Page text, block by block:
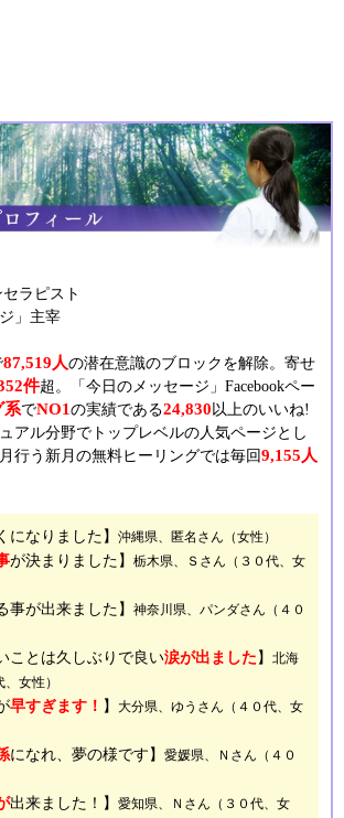
ラピスト
」主宰
87,519人の潜在意識のブロックを解除。寄せ
件超。「今日のメッセージ」Facebookペー
系でNO1 の実績である24,830 以上のいいね!
アル分野でトップレベルの人気ページとし
行う新月の無料ヒーリングでは毎回 9,155人
になりました】 沖縄県、匿名さん（女性）
が決まりました】 栃木県、Ｓさん（３０代、女
事が出来ました】 神奈川県、パンダさん（４０
ことは久しぶりで良い涙が出ました 】 北海
女性）
早すぎます！ 】 大分県、ゆうさん（４０代、女
になれ、夢の様です】 愛媛県、Ｎさん（４０
出来ました！】 愛知県、Ｎさん（３０代、女